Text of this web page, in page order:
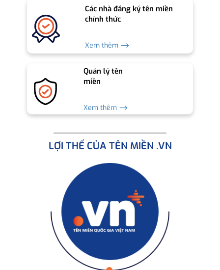
Các nhà đăng ký tên miền
chính thức
Xem thêm ⟶
Quản lý tên
miền
Xem thêm ⟶
LỢI THẾ CỦA TÊN MIỀN .VN